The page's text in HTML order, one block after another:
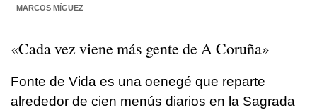
MARCOS MÍGUEZ
«Cada vez viene más gente de A Coruña»
Fonte de Vida es una oenegé que reparte
alrededor de cien menús diarios en la Sagrada